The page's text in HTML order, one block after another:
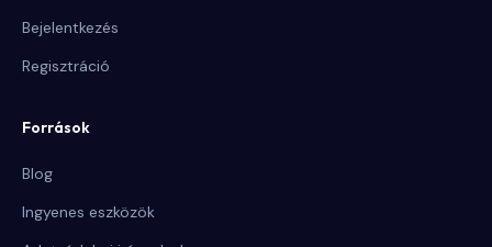
Bejelentkezés
Regisztráció
Források
Blog
Ingyenes eszközök